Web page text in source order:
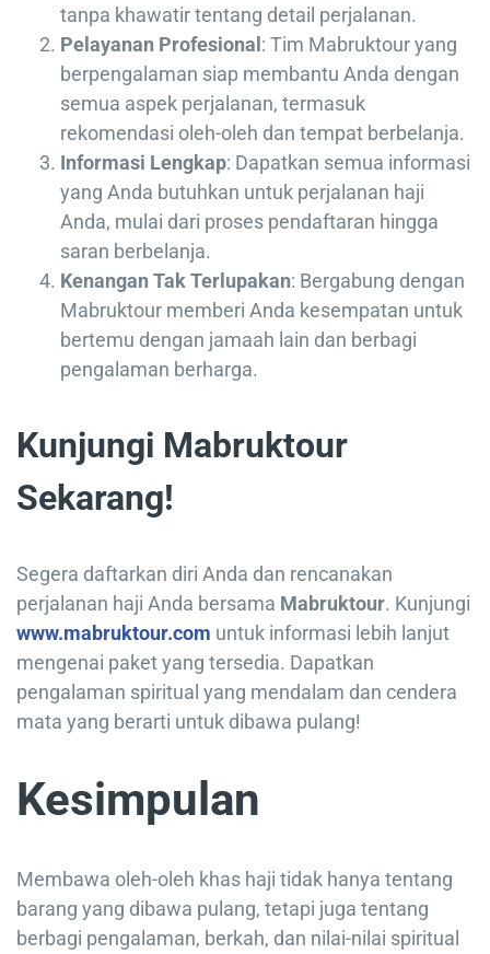
tanpa khawatir tentang detail perjalanan.
Pelayanan Profesional: Tim Mabruktour yang
berpengalaman siap membantu Anda dengan
semua aspek perjalanan, termasuk
rekomendasi oleh-oleh dan tempat berbelanja.
Informasi Lengkap: Dapatkan semua informasi
yang Anda butuhkan untuk perjalanan haji
Anda, mulai dari proses pendaftaran hingga
saran berbelanja.
Kenangan Tak Terlupakan: Bergabung dengan
Mabruktour memberi Anda kesempatan untuk
bertemu dengan jamaah lain dan berbagi
pengalaman berharga.
Kunjungi Mabruktour
Sekarang!
Segera daftarkan diri Anda dan rencanakan
perjalanan haji Anda bersama Mabruktour. Kunjungi
www.mabruktour.com untuk informasi lebih lanjut
mengenai paket yang tersedia. Dapatkan
pengalaman spiritual yang mendalam dan cendera
mata yang berarti untuk dibawa pulang!
Kesimpulan
Membawa oleh-oleh khas haji tidak hanya tentang
barang yang dibawa pulang, tetapi juga tentang
berbagi pengalaman, berkah, dan nilai-nilai spiritual